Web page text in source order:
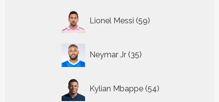
Lionel Messi 59
producten
Neymar Jr 35
producten
Kylian Mbappe 54
producten